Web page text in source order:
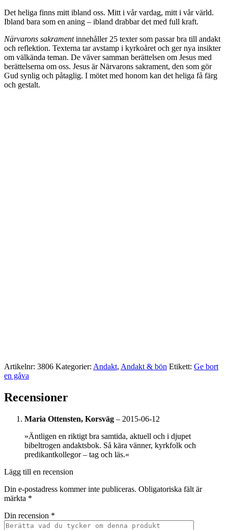
Det heliga finns mitt ibland oss. Mitt i vår vardag, mitt i vår värld.
Ibland bara som en aning – ibland drabbar det med full kraft.
Närvarons sakramentinnehåller 25 texter som passar bra till andakt
och reflektion. Texterna tar avstamp i kyrkoåret och ger nya insikter
om välkända teman. De väver samman berättelsen om Jesus med
berättelserna om oss. Jesus är Närvarons sakrament, den som gör
Gud synlig och påtaglig. I mötet med honom kan det heliga få färg
och gestalt.
Artikelnr: 3806 Kategorier: Andakt, Andakt & bön Etikett: Ge bort
en gåva
Recensioner
Maria Ottensten, Korsväg – 2015-06-12
»Äntligen en riktigt bra samtida, aktuell och i djupet
bibeltrogen andaktsbok. Så kära vänner, kyrkfolk och
predikantkollegor – tag och läs.«
Lägg till en recension
Din e-postadress kommer inte publiceras. Obligatoriska fält är
märkta *
Din recension *